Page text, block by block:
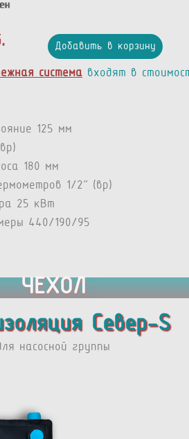
Добавить в корзину
система входят в
125 мм
180 мм
1/2” (вр)
25 кВт
440/190/95
ЧЕХОЛ
Север-S
насосной группы